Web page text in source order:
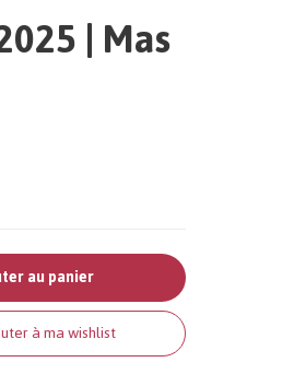
| Mas
au panier
à ma wishlist